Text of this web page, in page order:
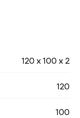
120 x 100 x 2
120
100